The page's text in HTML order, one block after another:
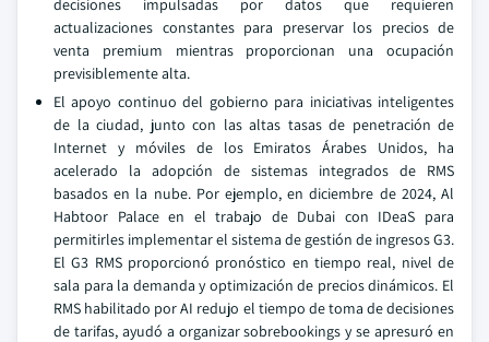
decisiones impulsadas por datos que requieren
actualizaciones constantes para preservar los precios de
venta premium mientras proporcionan una ocupación
previsiblemente alta.
El apoyo continuo del gobierno para iniciativas inteligentes
de la ciudad, junto con las altas tasas de penetración de
Internet y móviles de los Emiratos Árabes Unidos, ha
acelerado la adopción de sistemas integrados de RMS
basados en la nube. Por ejemplo, en diciembre de 2024, Al
Habtoor Palace en el trabajo de Dubai con IDeaS para
permitirles implementar el sistema de gestión de ingresos G3.
El G3 RMS proporcionó pronóstico en tiempo real, nivel de
sala para la demanda y optimización de precios dinámicos. El
RMS habilitado por AI redujo el tiempo de toma de decisiones
de tarifas, ayudó a organizar sobrebookings y se apresuró en